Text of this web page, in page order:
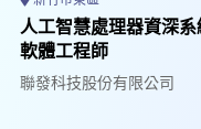
人工智慧處理器資深系
軟體工程師
聯發科技股份有限公司